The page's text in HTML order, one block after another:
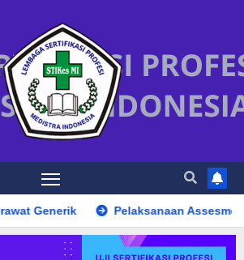
Pelaksanaan Assesment OPEN